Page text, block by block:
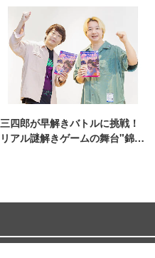
三四郎が早解きバトルに挑戦！
リアル謎解きゲームの舞台"錦糸